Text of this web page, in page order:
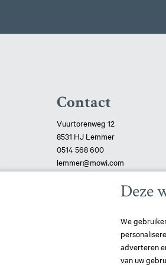
Contact
Vuurtorenweg 12
8531 HJ Lemmer
0514 568 600
lemmer@mowi.com
Deze
We
adverteren
van uw